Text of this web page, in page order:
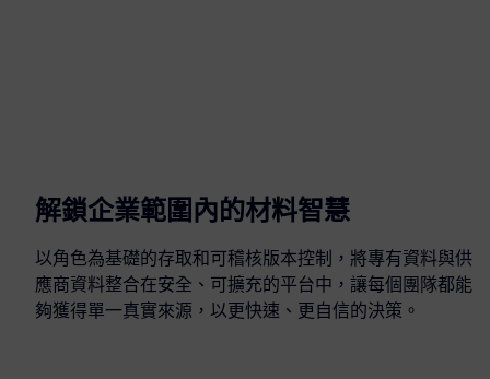
解鎖企業範圍內的材料智慧
以角色為基礎的存取和可稽核版本控制，將專有資料與供
應商資料整合在安全、可擴充的平台中，讓每個團隊都能
夠獲得單一真實來源，以更快速、更自信的決策。